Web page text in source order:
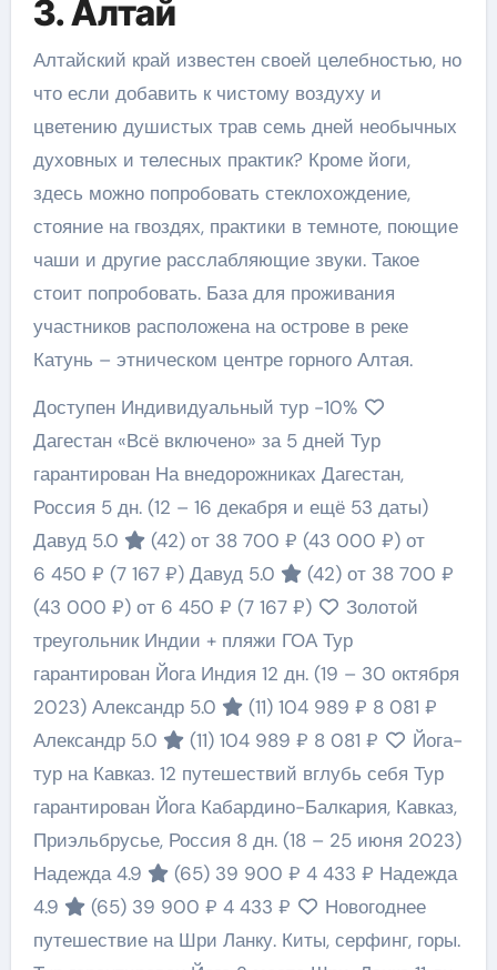
3. Алтай
Алтайский край известен своей целебностью, но
что если добавить к чистому воздуху и
цветению душистых трав семь дней необычных
духовных и телесных практик? Кроме йоги,
здесь можно попробовать стеклохождение,
стояние на гвоздях, практики в темноте, поющие
чаши и другие расслабляющие звуки. Такое
стоит попробовать. База для проживания
участников расположена на острове в реке
Катунь – этническом центре горного Алтая.
Доступен Индивидуальный тур -10%
Дагестан «Всё включено» за 5 дней Тур
гарантирован На внедорожниках Дагестан,
Россия 5 дн. (12 – 16 декабря и ещё 53 даты)
Давуд 5.0
(42) от 38 700 ₽ (43 000 ₽) от
6 450 ₽ (7 167 ₽) Давуд 5.0 (42) от 38 700 ₽
(43 000 ₽) от 6 450 ₽ (7 167 ₽)
Золотой
треугольник Индии + пляжи ГОА Тур
гарантирован Йога Индия 12 дн. (19 – 30 октября
2023) Александр 5.0 (11) 104 989 ₽ 8 081 ₽
Александр 5.0
(11) 104 989 ₽ 8 081 ₽
Йога-
тур на Кавказ. 12 путешествий вглубь себя Тур
гарантирован Йога Кабардино-Балкария, Кавказ,
Приэльбрусье, Россия 8 дн. (18 – 25 июня 2023)
Надежда 4.9
(65) 39 900 ₽ 4 433 ₽ Надежда
4.9
(65) 39 900 ₽ 4 433 ₽
Новогоднее
путешествие на Шри Ланку. Киты, серфинг, горы.